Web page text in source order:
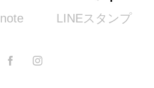
note LINEスタンプ